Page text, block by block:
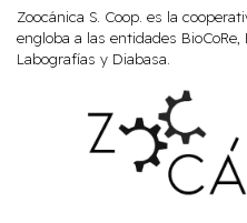
Zoocánica S. Coop. es la
engloba a las entidades BioCoRe,
Labografías y Diabasa.